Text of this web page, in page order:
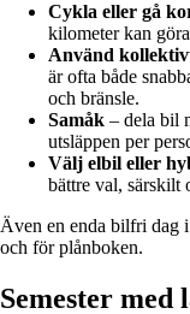
Cykla eller gå
kilometer kan
Använd
är ofta både
och bränsle.
Samåk – dela bil
utsläppen per
Välj elbil eller
bättre val, särskilt
Även en enda bilfri dag
och för plånboken.
Semester